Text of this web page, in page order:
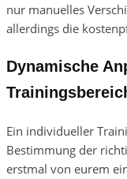
nur manuelles
allerdings die
Dynamische
Ein individueller
Bestimmung der
erstmal von eurem